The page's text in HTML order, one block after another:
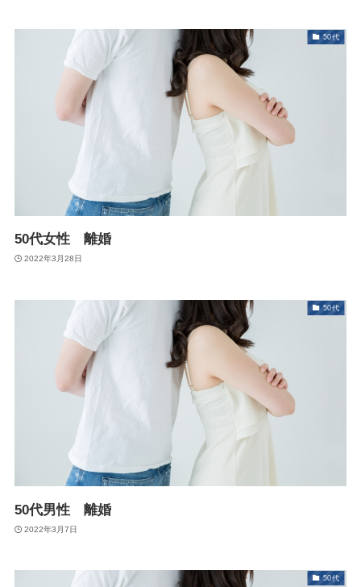
50代
50代女性 離婚
2022年3月28日
50代
50代男性 離婚
2022年3月7日
50代